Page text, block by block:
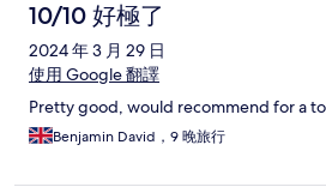
10/10 好極了
2024 年 3 月 29 日
使用 Google 翻譯
Pretty good, would recommend for a
Benjamin David，9 晚旅行